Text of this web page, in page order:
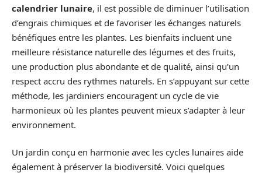
calendrier lunaire, il est possible de diminuer l’utilisation
d’engrais chimiques et de favoriser les échanges naturels
bénéfiques entre les plantes. Les bienfaits incluent une
meilleure résistance naturelle des légumes et des fruits,
une production plus abondante et de qualité, ainsi qu’un
respect accru des rythmes naturels. En s’appuyant sur cette
méthode, les jardiniers encouragent un cycle de vie
harmonieux où les plantes peuvent mieux s’adapter à leur
environnement.
Un jardin conçu en harmonie avec les cycles lunaires aide
également à préserver la biodiversité. Voici quelques